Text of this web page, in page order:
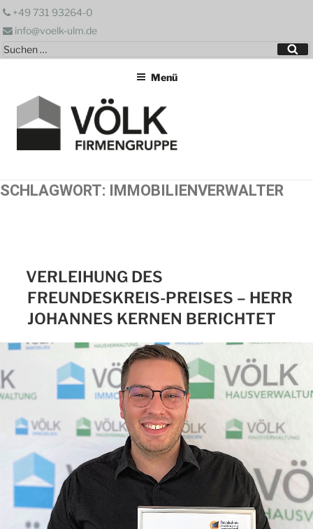
Zum
springen
+49 731 93264-0
info@voelk-ulm.de
Suchen
nach:
Menü
SCHLAGWORT: IMMOBILIENVERWALTER
VERLEIHUNG DES
FREUNDESKREIS-PREISES – HERR
JOHANNES KERNEN BERICHTET